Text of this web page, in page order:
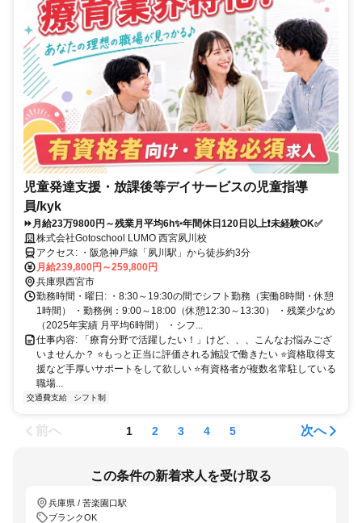
児童発達支援・放課後等デイサービスの児童指導
員/kyk
⏩️月給23万9800円～残業月平均6h✨年間休日120日以上❗未経験OK✅
株式会社Gotoschool LUMO 西宮夙川校
アクセス: ・阪急神戸線「夙川駅」から徒歩約3分
月給239,800円～259,800円
兵庫県西宮市
勤務時間・曜日: ・8:30～19:30の間でシフト勤務（実働8時間・休憩
1時間） ・勤務例：9:00～18:00（休憩12:30～13:30） ・残業少なめ
（2025年実績 月平均6時間） ・シフ...
仕事内容: 「療育分野で活躍したい！」けど、、、こんなお悩みござ
いませんか？ ⭐もっと正当に評価される施設で働きたい ⭐資格取得支
援など手厚いサポートをして欲しい ⭐有資格者が複数名常駐している
職場...
交通費支給 シフト制
前へ 1 2 3 4 5 次へ
この条件の新着求人を受け取る
兵庫県 / 苦楽園口駅
ブランクOK